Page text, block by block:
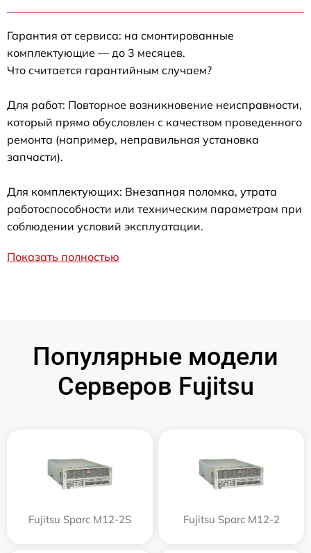
Гарантия от сервиса: на смонтированные
комплектующие — до 3 месяцев.
Что считается гарантийным случаем?
Для работ: Повторное возникновение неисправности,
который прямо обусловлен с качеством проведенного
ремонта (например, неправильная установка
запчасти).
Для комплектующих: Внезапная поломка, утрата
работоспособности или техническим параметрам при
соблюдении условий эксплуатации.
Показать полностью
Популярные модели
Серверов Fujitsu
Fujitsu Sparc M12-2S Fujitsu Sparc M12-2